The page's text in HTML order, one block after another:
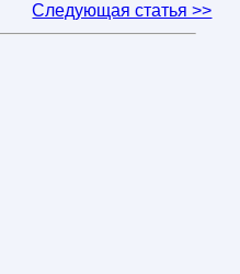
Следующая статья >>